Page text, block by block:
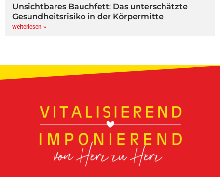
Unsichtbares Bauchfett: Das unterschätzte
Gesundheitsrisiko in der Körpermitte
weiterlesen »